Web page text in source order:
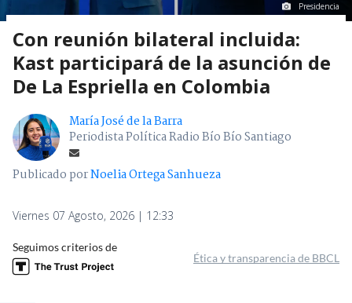
Presidencia
Con reunión bilateral incluida:
Kast participará de la asunción de
De La Espriella en Colombia
María José de la Barra
Periodista Política Radio Bío Bío Santiago
Publicado porNoelia Ortega Sanhueza
Viernes 07 Agosto, 2026 | 12:33
Seguimos criterios de
Ética y transparencia de BBCL